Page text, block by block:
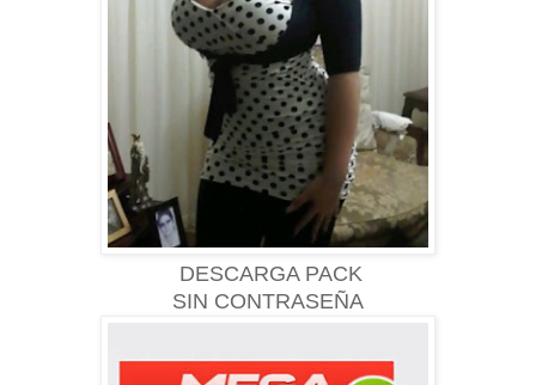
DESCARGA PACK
SIN CONTRASEÑA